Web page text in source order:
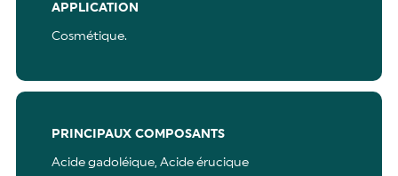
APPLICATION
Cosmétique.
PRINCIPAUX COMPOSANTS
Acide gadoléique, Acide érucique